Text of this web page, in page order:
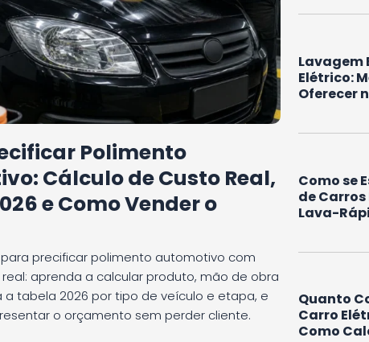
Polimento
Cálculo de Custo Real,
e Como Vender o
precificar polimento automotivo com
aprenda a calcular produto, mão de obra
a tabela 2026 por tipo de veículo e etapa, e
o orçamento sem perder cliente.
Lavagem
Elétrico:
Oferecer
Como se
de
Lava-
Quanto
Carro
Como